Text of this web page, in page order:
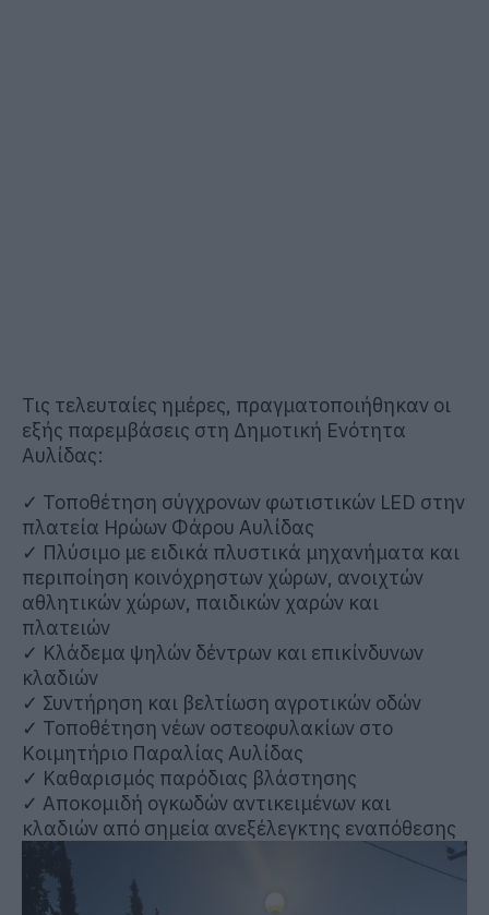
Τις τελευταίες ημέρες, πραγματοποιήθηκαν οι
εξής παρεμβάσεις στη Δημοτική Ενότητα
Αυλίδας:
✓ Τοποθέτηση σύγχρονων φωτιστικών LED στην
πλατεία Ηρώων Φάρου Αυλίδας
✓ Πλύσιμο με ειδικά πλυστικά μηχανήματα και
περιποίηση κοινόχρηστων χώρων, ανοιχτών
αθλητικών χώρων, παιδικών χαρών και
πλατειών
✓ Κλάδεμα ψηλών δέντρων και επικίνδυνων
κλαδιών
✓ Συντήρηση και βελτίωση αγροτικών οδών
✓ Τοποθέτηση νέων οστεοφυλακίων στο
Κοιμητήριο Παραλίας Αυλίδας
✓ Καθαρισμός παρόδιας βλάστησης
✓ Αποκομιδή ογκωδών αντικειμένων και
κλαδιών από σημεία ανεξέλεγκτης εναπόθεσης